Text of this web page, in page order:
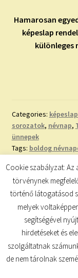
Hamarosan
képeslap
különleges
Categories:
sorozatok, névnap,
ünnepek
Tags: boldog
névnap,névnapi
utónevek jelentései
© TUDATKULCS
Cookie szabályzat: Az
törvénynek
történő látogatásod
melyek
segítségével
hirdetéseket és
szolgáltatnak
de nem tárolnak